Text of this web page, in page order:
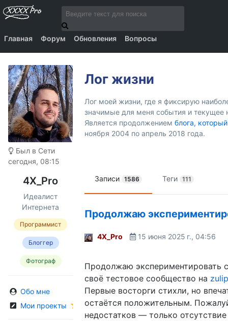
Главная Форум Обновления Вопросы
Был в Сети
сегодня, 08:15
4X_Pro
Идеалист
Интернета
Программист
Блоггер
Фотограф
Обо мне
Мои проекты
Лог жизни
Лог моей жизни, где я фиксирую
значимые для меня события и текущее
Является продолжением блога,
ноября 2004 по апрель 2018 года.
Записи 1586 Теги 111
Продолжаю
4X_Pro 15 июня 2025 г., 04:56
Продолжаю экспериментировать
своё тестовое сообщество на
Первые восторги стихли, но
остаётся положительным.
недостатков — только